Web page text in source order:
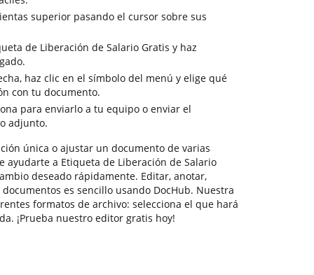
superior pasando el cursor sobre sus
de Liberación de Salario Gratis y haz
haz clic en el símbolo del menú y elige qué
con tu documento.
para enviarlo a tu equipo o enviar el
adjunto.
única o ajustar un documento de varias
ayudarte a Etiqueta de Liberación de Salario
deseado rápidamente. Editar, anotar,
es sencillo usando DocHub. Nuestra
formatos de archivo: selecciona el que hará
¡Prueba nuestro editor gratis hoy!